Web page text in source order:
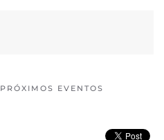
PRÓXIMOS EVENTOS